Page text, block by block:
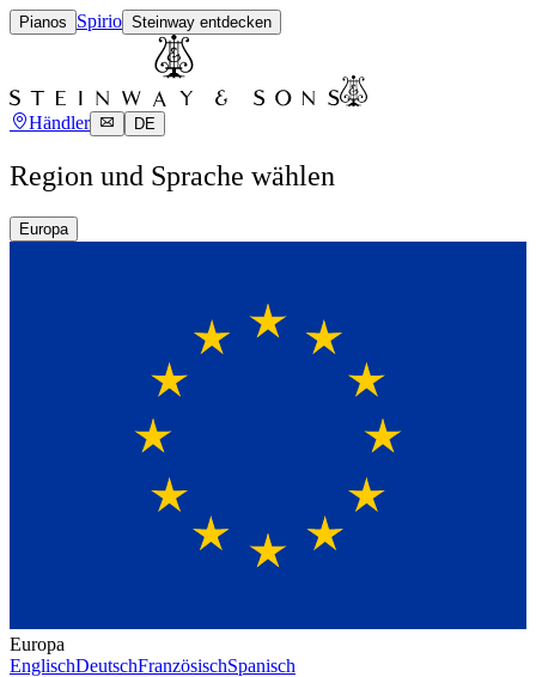
Pianos Spirio Steinway entdecken
Händler DE
Region und Sprache wählen
Europa
Europa
EnglischDeutschFranzösischSpanisch